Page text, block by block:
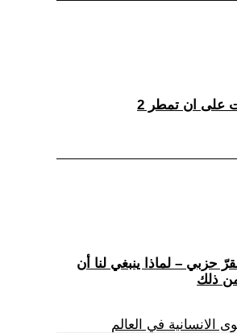
حزبي – لماذا ينبغي لنا أن
ذلك
الانسانية في العالم